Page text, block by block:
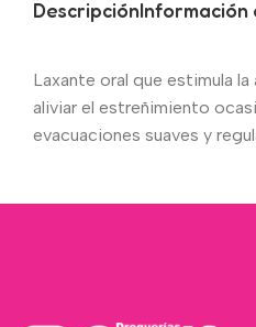
DescripciónInformación
Laxante oral que estimula
aliviar el estreñimiento
evacuaciones suaves y